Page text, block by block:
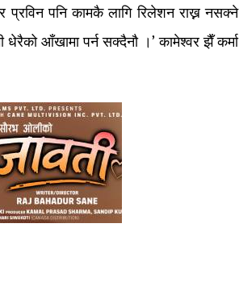
प्रविन पनि कामकै लागि रिलेशन राख्न नसक्ने
आँखामा पर्न सक्दैनौ ।’ कामेश्वर झैँ कर्मा